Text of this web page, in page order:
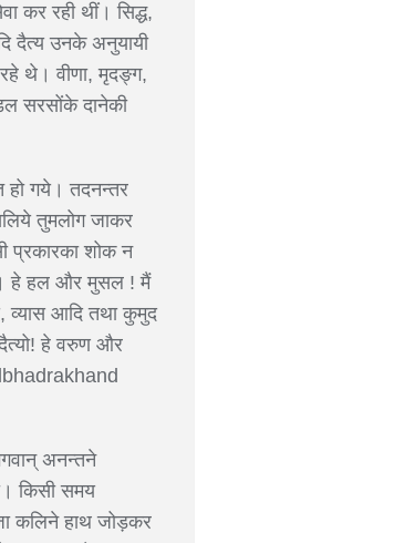
कर रही थीं। सिद्ध,
दैत्य उनके अनुयायी
थे। वीणा, मृदङ्ग,
सरसोंके दानेकी
हो गये। तदनन्तर
तुमलोग जाकर
प्रकारका शोक न
हे हल और मुसल ! मैं
व्यास आदि तथा कुमुद
दैत्यो! हे वरुण और
अनन्तने
किसी समय
कलिने हाथ जोड़कर